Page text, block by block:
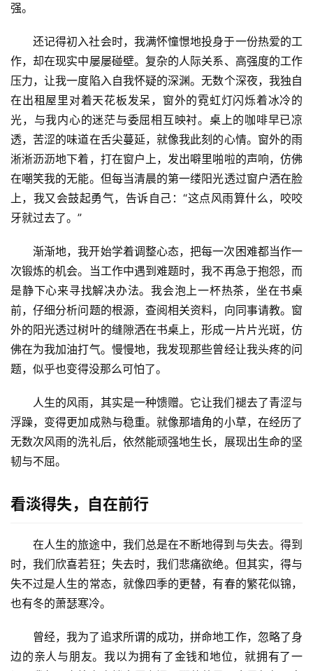
强。
还记得初入社会时，我满怀憧憬地投身于一份热爱的工
作，却在现实中屡屡碰壁。复杂的人际关系、高强度的工作
压力，让我一度陷入自我怀疑的深渊。无数个深夜，我独自
在出租屋里对着天花板发呆，窗外的霓虹灯闪烁着冰冷的
光，与我内心的迷茫与委屈相互映衬。桌上的咖啡早已凉
透，苦涩的味道在舌尖蔓延，就像我此刻的心情。窗外的雨
淅淅沥沥地下着，打在窗户上，发出噼里啪啦的声响，仿佛
在嘲笑我的无能。但每当清晨的第一缕阳光透过窗户洒在脸
上，我又会鼓起勇气，告诉自己：“这点风雨算什么，咬咬
牙就过去了。”
渐渐地，我开始学着调整心态，把每一次困难都当作一
次锻炼的机会。当工作中遇到难题时，我不再急于抱怨，而
是静下心来寻找解决办法。我会泡上一杯热茶，坐在书桌
前，仔细分析问题的根源，查阅相关资料，向同事请教。窗
外的阳光透过树叶的缝隙洒在书桌上，形成一片片光斑，仿
佛在为我加油打气。慢慢地，我发现那些曾经让我头疼的问
题，似乎也变得没那么可怕了。
人生的风雨，其实是一种馈赠。它让我们褪去了青涩与
浮躁，变得更加成熟与稳重。就像那墙角的小草，在经历了
无数次风雨的洗礼后，依然能顽强地生长，展现出生命的坚
韧与不屈。
看淡得失，自在前行
在人生的旅途中，我们总是在不断地得到与失去。得到
时，我们欣喜若狂；失去时，我们悲痛欲绝。但其实，得与
失不过是人生的常态，就像四季的更替，有春的繁花似锦，
也有冬的萧瑟寒冷。
曾经，我为了追求所谓的成功，拼命地工作，忽略了身
边的亲人与朋友。我以为拥有了金钱和地位，就拥有了一